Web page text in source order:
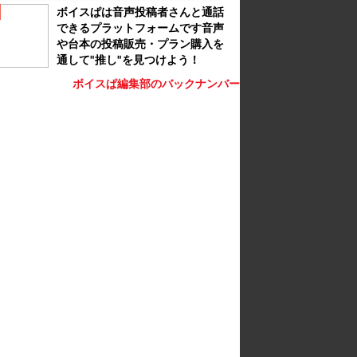
ボイスぱは音声投稿者さんと通話
できるプラットフォームです音声
や台本の投稿販売・プラン購入を
通して"推し"を見つけよう！
ボイスぱ編集部のバックナンバー